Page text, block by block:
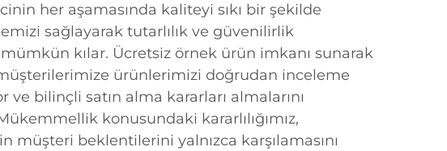
her aşamasında kaliteyi sıkı bir şekilde
sağlayarak tutarlılık ve güvenilirlik
mümkün kılar. Ücretsiz örnek ürün imkanı sunarak
ürünlerimizi doğrudan inceleme
ve bilinçli satın alma kararları almalarını
konusundaki kararlılığımız,
müşteri beklentilerini yalnızca karşılamasını